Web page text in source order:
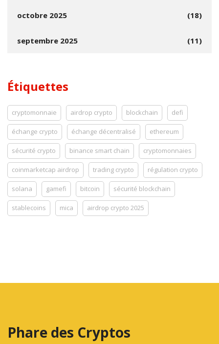
octobre 2025 (18)
septembre 2025 (11)
Étiquettes
cryptomonnaie airdrop crypto blockchain defi
échange crypto échange décentralisé ethereum
sécurité crypto binance smart chain cryptomonnaies
coinmarketcap airdrop trading crypto régulation crypto
solana gamefi bitcoin sécurité blockchain
stablecoins mica airdrop crypto 2025
Phare des Cryptos